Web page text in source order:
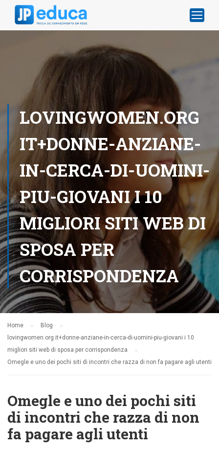
LOVINGWOMEN.ORG
IT+DONNE-ANZIANE-
IN-CERCA-DI-UOMINI-
PIU-GIOVANI I 10
MIGLIORI SITI WEB DI
SPOSA PER
CORRISPONDENZA
Home
Blog
lovingwomen.org it+donne-anziane-in-cerca-di-uomini-piu-giovani i 10
migliori siti web di sposa per corrispondenza
Omegle e uno dei pochi siti di incontri che razza di non fa pagare agli utenti
Omegle e uno dei pochi siti
di incontri che razza di non
fa pagare agli utenti